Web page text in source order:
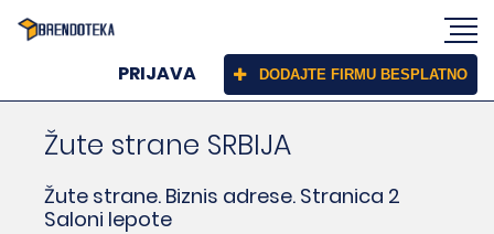
PRIJAVA DODAJTE FIRMU BESPLATNO
Žute strane SRBIJA
Žute strane. Biznis adrese. Stranica 2
Saloni lepote